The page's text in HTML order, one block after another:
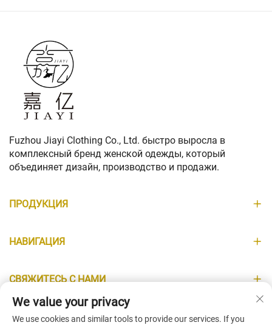
Fuzhou Jiayi Clothing Co., Ltd. быстро выросла в
комплексный бренд женской одежды, который
объединяет дизайн, производство и продажи.
ПРОДУКЦИЯ
НАВИГАЦИЯ
СВЯЖИТЕСЬ С НАМИ
ИНФОРМАЦИЯ
We value your privacy
We use cookies and similar tools to provide our services. If you